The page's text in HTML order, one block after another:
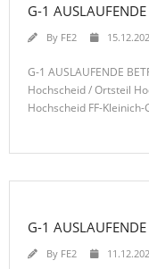
G-1 AUSLAUFENDE
By FE2
G-1 AUSLAUFENDE
Hochscheid / Ortsteil
Hochscheid FF-
G-1 AUSLAUFENDE
By FE2